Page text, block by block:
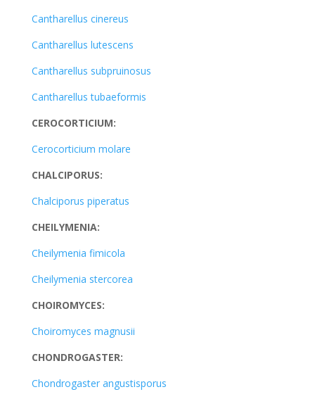
Cantharellus cinereus
Cantharellus lutescens
Cantharellus subpruinosus
Cantharellus tubaeformis
CEROCORTICIUM:
Cerocorticium molare
CHALCIPORUS:
Chalciporus piperatus
CHEILYMENIA:
Cheilymenia fimicola
Cheilymenia stercorea
CHOIROMYCES:
Choiromyces magnusii
CHONDROGASTER:
Chondrogaster angustisporus